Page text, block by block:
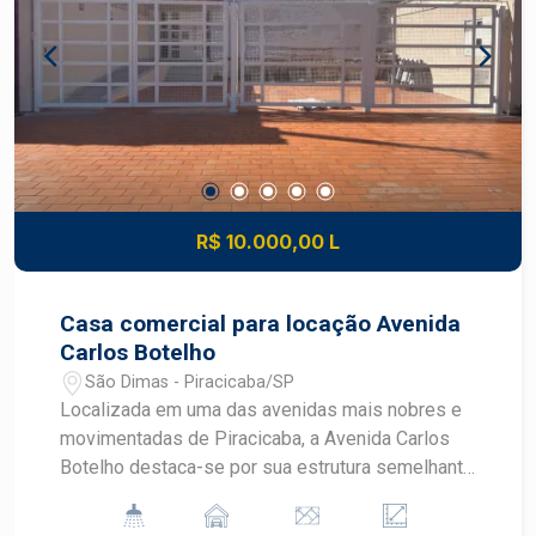
R$ 10.000,00 L
Casa comercial para locação Avenida
Carlos Botelho
São Dimas - Piracicaba/SP
Localizada em uma das avenidas mais nobres e
movimentadas de Piracicaba, a Avenida Carlos
Botelho destaca-se por sua estrutura semelhante
sofisticadas, restaurante e intensa movimentação